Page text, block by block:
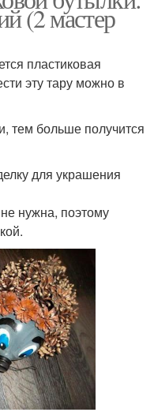
(2 мастер
пластиковая
эту тару можно в
тем больше получится
для украшения
нужна, поэтому